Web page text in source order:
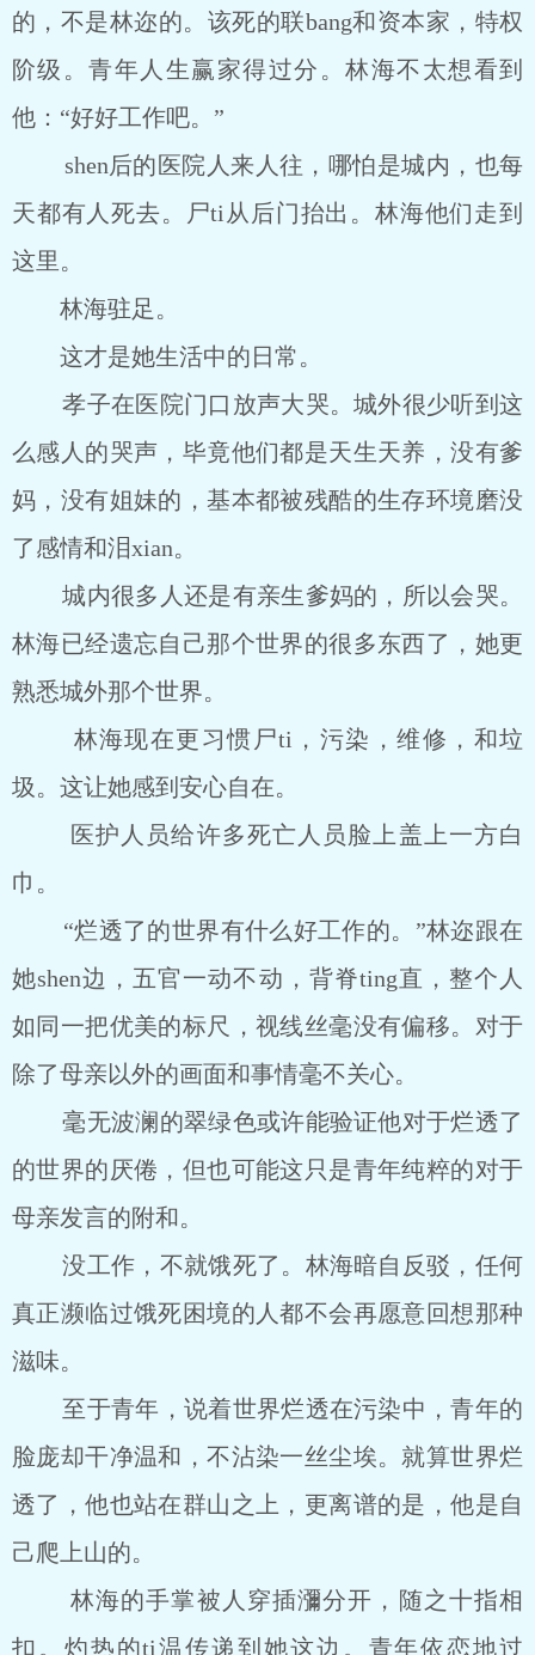
的，不是林迩的。该死的联bang和资本家，特权
阶级。青年人生赢家得过分。林海不太想看到
他：“好好工作吧。”
shen后的医院人来人往，哪怕是城内，也每
天都有人死去。尸ti从后门抬出。林海他们走到
这里。
林海驻足。
这才是她生活中的日常。
孝子在医院门口放声大哭。城外很少听到这
么感人的哭声，毕竟他们都是天生天养，没有爹
妈，没有姐妹的，基本都被残酷的生存环境磨没
了感情和泪xian。
城内很多人还是有亲生爹妈的，所以会哭。
林海已经遗忘自己那个世界的很多东西了，她更
熟悉城外那个世界。
林海现在更习惯尸ti，污染，维修，和垃
圾。这让她感到安心自在。
医护人员给许多死亡人员脸上盖上一方白
巾。
“烂透了的世界有什么好工作的。”林迩跟在
她shen边，五官一动不动，背脊ting直，整个人
如同一把优美的标尺，视线丝毫没有偏移。对于
除了母亲以外的画面和事情毫不关心。
毫无波澜的翠绿色或许能验证他对于烂透了
的世界的厌倦，但也可能这只是青年纯粹的对于
母亲发言的附和。
没工作，不就饿死了。林海暗自反驳，任何
真正濒临过饿死困境的人都不会再愿意回想那种
滋味。
至于青年，说着世界烂透在污染中，青年的
脸庞却干净温和，不沾染一丝尘埃。就算世界烂
透了，他也站在群山之上，更离谱的是，他是自
己爬上山的。
林海的手掌被人穿插瀰分开，随之十指相
扣。灼热的ti温传递到她这边。青年依恋地过